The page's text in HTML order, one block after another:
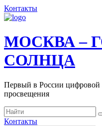
Контакты
МОСКВА –
СОЛНЦА
Первый в России цифровой
просвещения
Контакты